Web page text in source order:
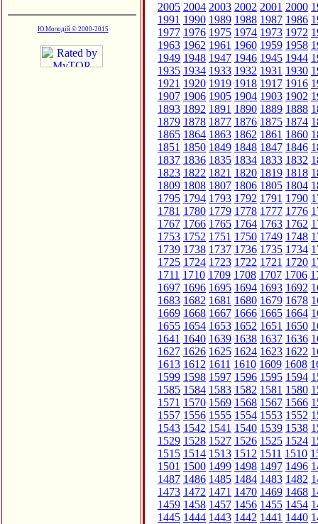
Ю.Молодій © 2000-2015
2005 2004 2003 2002 2001 2000
1991 1990 1989 1988 1987 1986
1977 1976 1975 1974 1973 1972
1963 1962 1961 1960 1959 1958
1949 1948 1947 1946 1945 1944
1935 1934 1933 1932 1931 1930
1921 1920 1919 1918 1917 1916
1907 1906 1905 1904 1903 1902
1893 1892 1891 1890 1889 1888
1879 1878 1877 1876 1875 1874
1865 1864 1863 1862 1861 1860
1851 1850 1849 1848 1847 1846
1837 1836 1835 1834 1833 1832
1823 1822 1821 1820 1819 1818
1809 1808 1807 1806 1805 1804
1795 1794 1793 1792 1791 1790
1781 1780 1779 1778 1777 1776
1767 1766 1765 1764 1763 1762
1753 1752 1751 1750 1749 1748
1739 1738 1737 1736 1735 1734
1725 1724 1723 1722 1721 1720
1711 1710 1709 1708 1707 1706
1697 1696 1695 1694 1693 1692
1683 1682 1681 1680 1679 1678
1669 1668 1667 1666 1665 1664
1655 1654 1653 1652 1651 1650
1641 1640 1639 1638 1637 1636
1627 1626 1625 1624 1623 1622
1613 1612 1611 1610 1609 1608
1599 1598 1597 1596 1595 1594
1585 1584 1583 1582 1581 1580
1571 1570 1569 1568 1567 1566
1557 1556 1555 1554 1553 1552
1543 1542 1541 1540 1539 1538
1529 1528 1527 1526 1525 1524
1515 1514 1513 1512 1511 1510
1501 1500 1499 1498 1497 1496
1487 1486 1485 1484 1483 1482
1473 1472 1471 1470 1469 1468
1459 1458 1457 1456 1455 1454
1445 1444 1443 1442 1441 1440